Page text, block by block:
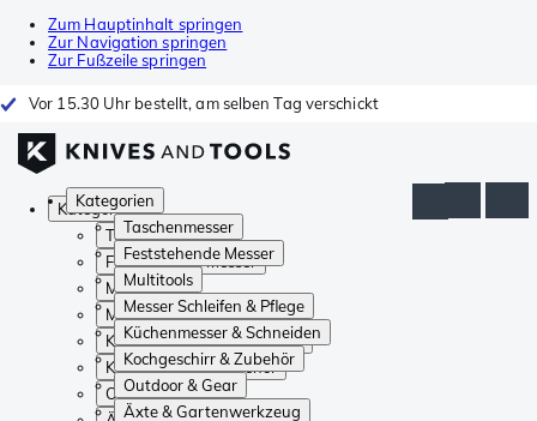
Zum Hauptinhalt springen
Zur Navigation springen
Zur Fußzeile springen
Vor 15.30 Uhr bestellt, am selben Tag verschickt
Kategorien
Taschenmesser
Feststehende Messer
Multitools
Messer Schleifen & Pflege
Küchenmesser & Schneiden
Kochgeschirr & Zubehör
Outdoor & Gear
Äxte & Gartenwerkzeug
Kategorien
Taschenmesser
Feststehende Messer
Multitools
Messer Schleifen & Pflege
Küchenmesser & Schneiden
Kochgeschirr & Zubehör
Outdoor & Gear